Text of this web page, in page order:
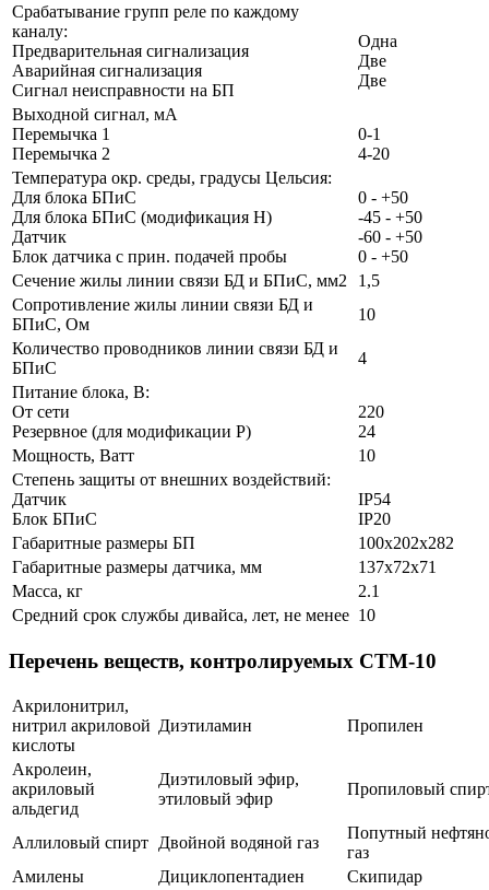
Срабатывание групп реле по каждому
каналу:
Предварительная сигнализация
Аварийная сигнализация
Сигнал неисправности на БП
Одна
Две
Две
Выходной сигнал, мА
Перемычка 1
Перемычка 2
0-1
4-20
Температура окр. среды, градусы Цельсия:
Для блока БПиС
Для блока БПиС (модификация Н)
Датчик
Блок датчика c прин. подачей пробы
0 - +50
-45 - +50
-60 - +50
0 - +50
Сечение жилы линии связи БД и БПиС, мм2
1,5
Сопротивление жилы линии связи БД и
БПиС, Ом
10
Количество проводников линии связи БД и
БПиС
4
Питание блока, В:
От сети
Резервное (для модификации Р)
220
24
Мощность, Ватт
10
Степень защиты от внешних воздействий:
Датчик
Блок БПиС
IP54
IP20
Габаритные размеры БП
100х202х282
Габаритные размеры датчика, мм
137х72х71
Масса, кг
2.1
Средний срок службы дивайса, лет, не менее 10
Перечень веществ, контролируемых СТМ-10
Акрилонитрил,
нитрил акриловой
кислоты
Диэтиламин Пропилен
Акролеин,
акриловый
альдегид
Диэтиловый эфир,
этиловый эфир
Пропиловый
Аллиловый спирт Двойной водяной газ
Попутный
газ
Амилены
Дициклопентадиен
Скипидар